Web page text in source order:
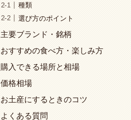
種類
選び方のポイント
主要ブランド・銘柄
おすすめの食べ方・楽しみ方
購入できる場所と相場
価格相場
お土産にするときのコツ
よくある質問